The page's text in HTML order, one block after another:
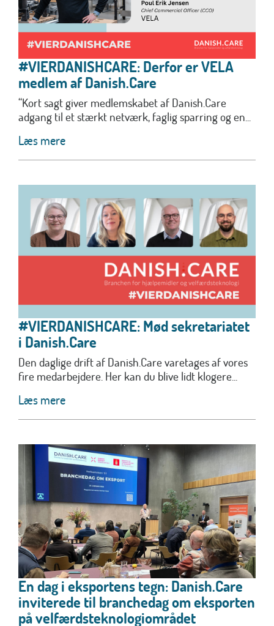
#VIERDANISHCARE: Derfor er VELA
medlem af Danish.Care
“Kort sagt giver medlemskabet af Danish.Care
adgang til et stærkt netværk, faglig sparring og en...
Læs mere
#VIERDANISHCARE: Mød sekretariatet
i Danish.Care
Den daglige drift af Danish.Care varetages af vores
fire medarbejdere. Her kan du blive lidt klogere...
Læs mere
En dag i eksportens tegn: Danish.Care
inviterede til branchedag om eksporten
på velfærdsteknologiområdet